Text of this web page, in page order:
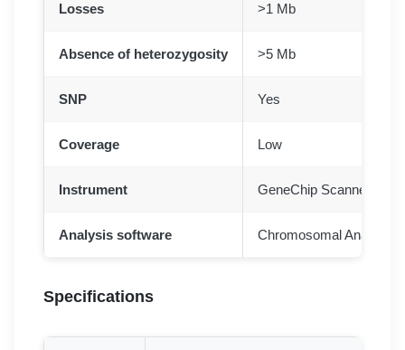
Losses >1 Mb
Absence of heterozygosity >5 Mb
SNP Yes
Coverage Low
Instrument GeneChip Scanner
Analysis software Chromosomal Analysis
Specifications